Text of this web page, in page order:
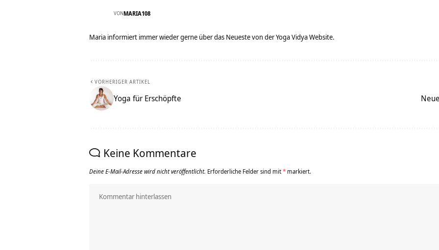
VONMARIA108
Maria informiert immer wieder gerne über das Neueste von der Yoga Vidya Website.
VORHERIGER ARTIKEL
Yoga für Erschöpfte
Keine Kommentare
Deine E-Mail-Adresse wird nicht veröffentlicht. Erforderliche Felder sind mit* markiert.